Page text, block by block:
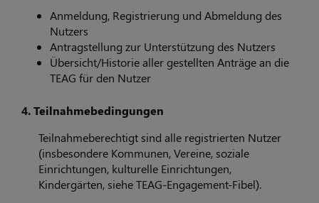
Anmeldung, Registrierung und Abmeldung des
Nutzers
Antragstellung zur Unterstützung des Nutzers
Übersicht/Historie aller gestellten Anträge an die
TEAG für den Nutzer
4. Teilnahmebedingungen
Teilnahmeberechtigt sind alle registrierten Nutzer
(insbesondere Kommunen, Vereine, soziale
Einrichtungen, kulturelle Einrichtungen,
Kindergärten, siehe TEAG-Engagement-Fibel).